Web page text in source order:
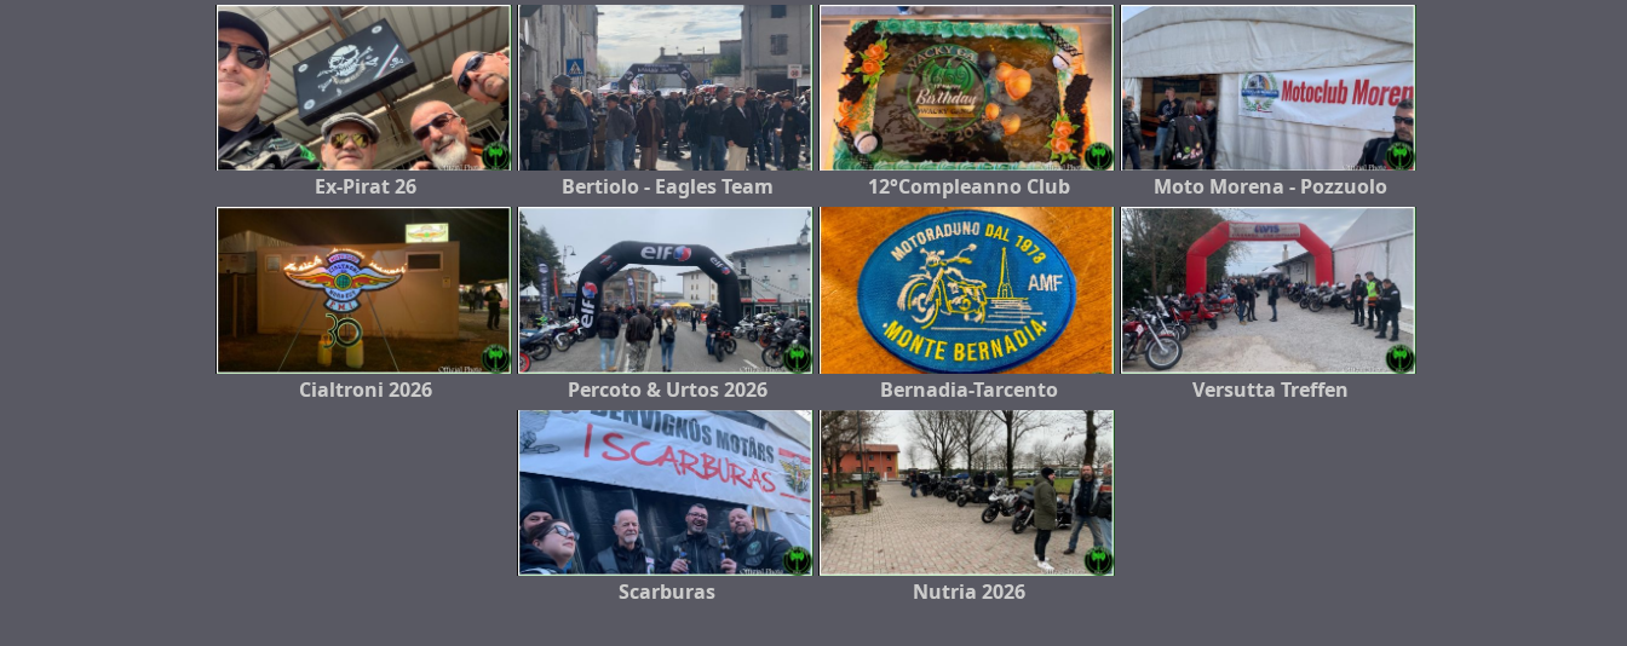
Ex-Pirat 26 Bertiolo - Eagles Team 12°Compleanno Club Moto Morena - Pozzuolo
Cialtroni 2026 Percoto & Urtos 2026 Bernadia-Tarcento Versutta Treffen
Scarburas Nutria 2026